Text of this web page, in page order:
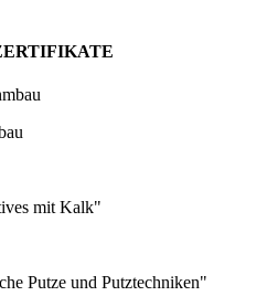
mit Kalk"
Putze und Putztechniken"